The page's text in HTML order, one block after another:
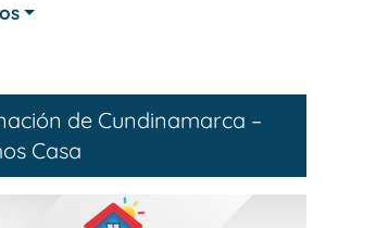
de Cundinamarca –
Casa